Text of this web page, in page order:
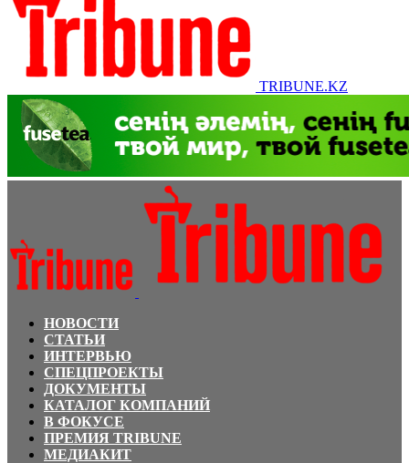
TRIBUNE.KZ
НОВОСТИ
СТАТЬИ
ИНТЕРВЬЮ
СПЕЦПРОЕКТЫ
ДОКУМЕНТЫ
КАТАЛОГ КОМПАНИЙ
В ФОКУСЕ
ПРЕМИЯ TRIBUNE
МЕДИАКИТ